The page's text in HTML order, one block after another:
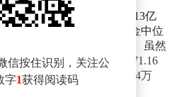
换手率2.42%，成交额1.13亿
，新增规模在11只可比基金中位
万份，新增份额排名第一。虽然
五个交易日累计净流入6371.16
一交易日融资净买入128.74万
信按住识别，关注公
字1获得阅读码